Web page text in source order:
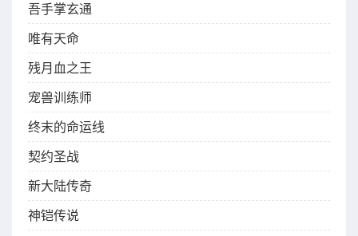
吾手掌玄通
唯有天命
残月血之王
宠兽训练师
终末的命运线
契约圣战
新大陆传奇
神铠传说